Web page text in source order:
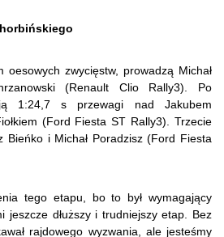
zwycięstw, prowadzą Michał
(Renault Clio Rally3). Po
1:24,7 s przewagi nad Jakubem
(Ford Fiesta ST Rally3). Trzecie
Bieńko i Michał Poradzisz (Ford Fiesta
tego etapu, bo to był wymagający
jeszcze dłuższy i trudniejszy etap. Bez
rajdowego wyzwania, ale jesteśmy